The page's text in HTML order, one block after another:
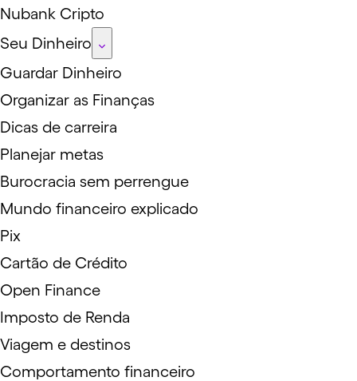
Nubank Cripto
Seu Dinheiro
Guardar Dinheiro
Organizar as Finanças
Dicas de carreira
Planejar metas
Burocracia sem perrengue
Mundo financeiro explicado
Pix
Cartão de Crédito
Open Finance
Imposto de Renda
Viagem e destinos
Comportamento financeiro